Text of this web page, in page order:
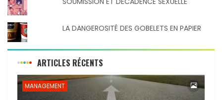
LA DANGEROSITÉ DES GOBELETS EN PAPIER
ARTICLES RÉCENTS
MANAGEMENT